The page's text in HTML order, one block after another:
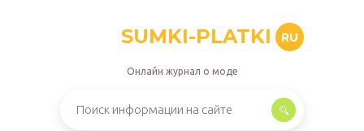
SUMKI-PLATKI RU
Онлайн журнал о моде